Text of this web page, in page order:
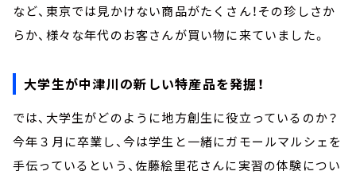
など、東京では見かけない商品がたくさん！その珍しさか
らか、様々な年代のお客さんが買い物に来ていました。
大学生が中津川の新しい特産品を発掘！
では、大学生がどのように地方創生に役立っているのか？
今年３月に卒業し、今は学生と一緒にガモールマルシェを
手伝っているという、佐藤絵里花さんに実習の体験につい